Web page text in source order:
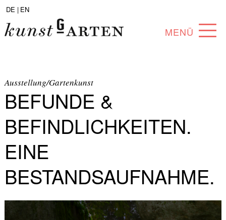
DE | EN
MENÜ
ABOUT
SAMMLUNG
KÜNSTLER*INNEN
ANGEBOTE
Ausstellung/Gartenkunst
BEFUNDE &
BEFINDLICHKEITEN.
EINE
BESTANDSAUFNAHME.